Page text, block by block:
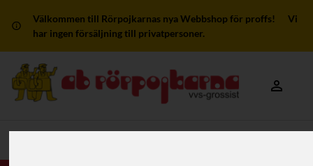
Välkommen till Rörpojkarnas nya Webbshop för proffs! Vi
har ingen försäljning till privatpersoner.
Mitt